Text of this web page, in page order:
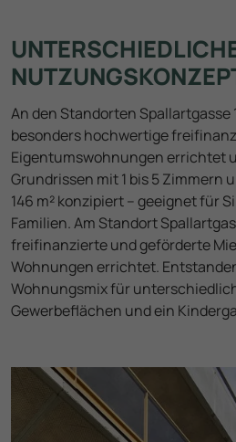
An den Standorten Spallartgasse
besonders hochwertige
Eigentumswohnungen errichtet
Grundrissen mit 1 bis 5 Zimmern
146 m² konzipiert – geeignet für
Familien. Am Standort
freifinanzierte und geförderte
Wohnungen errichtet.
Wohnungsmix für
Gewerbeflächen und ein